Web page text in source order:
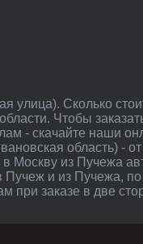
Чтобы
- скачайте наши
область) -
Москву из Пучежа
и из Пучежа,
при заказе в две